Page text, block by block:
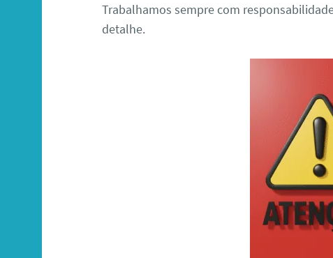
Trabalhamos sempre com
detalhe.